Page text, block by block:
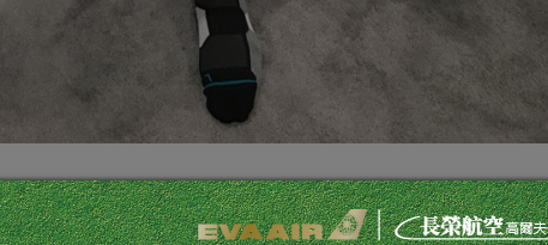
是WNBA職業籃球員。華生稍早曾揚言，即使放棄Genesis公
隊伍以75比66獲勝，他個人投進兩分，搶下三個籃板球，不